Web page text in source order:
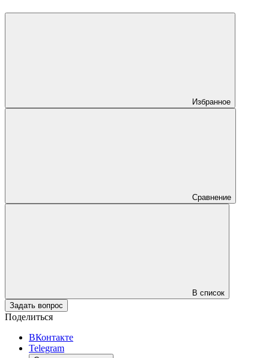
Избранное
Сравнение
В список
Задать вопрос
Поделиться
ВКонтакте
Telegram